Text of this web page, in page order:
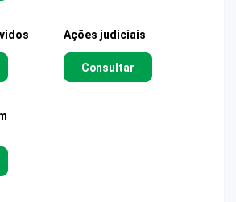
Ações judiciais
Consultar